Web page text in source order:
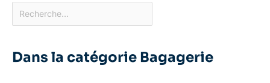
Dans la catégorie Bagagerie